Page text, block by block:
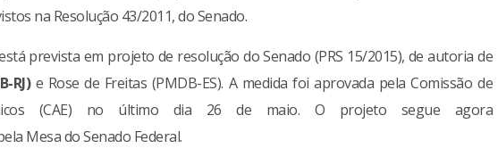
na Resolução 43/2011, do Senado.
prevista em projeto de resolução do Senado (PRS 15/2015), de autoria de
RJ)e Rose de Freitas (PMDB-ES). A medida foi aprovada pela Comissão de
(CAE) no último dia 26 de maio. O projeto segue agora
Mesa do Senado Federal.